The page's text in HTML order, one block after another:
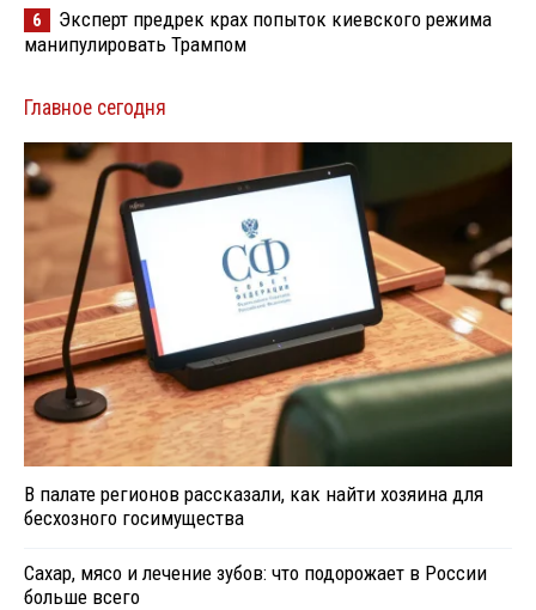
6
Эксперт предрек крах попыток киевского режима
манипулировать Трампом
Главное сегодня
В палате регионов рассказали, как найти хозяина для
бесхозного госимущества
Сахар, мясо и лечение зубов: что подорожает в России
больше всего